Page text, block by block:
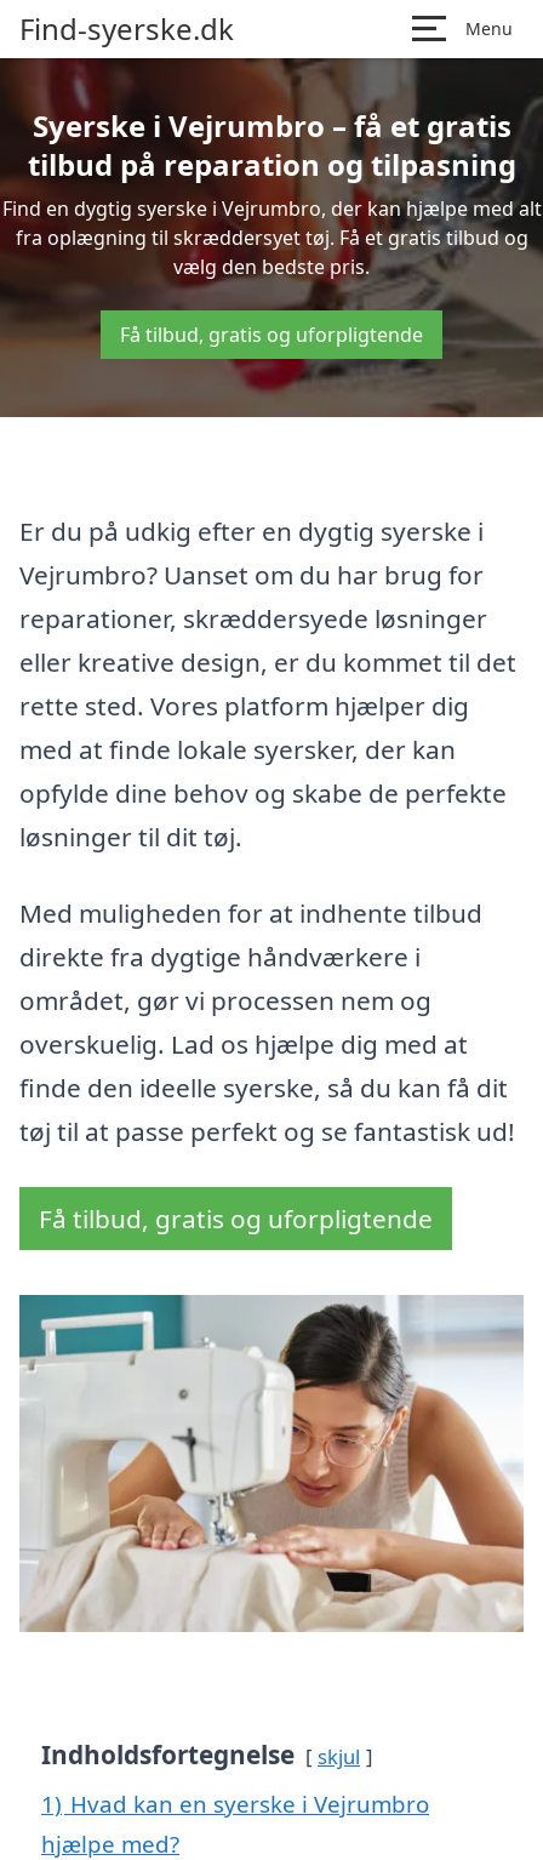
Find-syerske.dk Menu
Syerske i Vejrumbro – få et gratis
tilbud på reparation og tilpasning
Find en dygtig syerske i Vejrumbro, der kan hjælpe med alt
fra oplægning til skræddersyet tøj. Få et gratis tilbud og
vælg den bedste pris.
Få tilbud, gratis og uforpligtende
Er du på udkig efter en dygtig syerske i
Vejrumbro? Uanset om du har brug for
reparationer, skræddersyede løsninger
eller kreative design, er du kommet til det
rette sted. Vores platform hjælper dig
med at finde lokale syersker, der kan
opfylde dine behov og skabe de perfekte
løsninger til dit tøj.
Med muligheden for at indhente tilbud
direkte fra dygtige håndværkere i
området, gør vi processen nem og
overskuelig. Lad os hjælpe dig med at
finde den ideelle syerske, så du kan få dit
tøj til at passe perfekt og se fantastisk ud!
Få tilbud, gratis og uforpligtende
Indholdsfortegnelse skjul
1) Hvad kan en syerske i Vejrumbro
hjælpe med?